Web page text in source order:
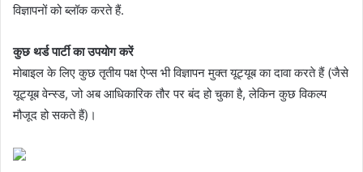
विज्ञापनों को ब्लॉक करते हैं.
कुछ थर्ड पार्टी का उपयोग करें
मोबाइल के लिए कुछ तृतीय पक्ष ऐप्स भी विज्ञापन मुक्त यूट्यूब का दावा करते हैं (जैसे
यूट्यूब वेन्स्ड, जो अब आधिकारिक तौर पर बंद हो चुका है, लेकिन कुछ विकल्प
मौजूद हो सकते हैं)।